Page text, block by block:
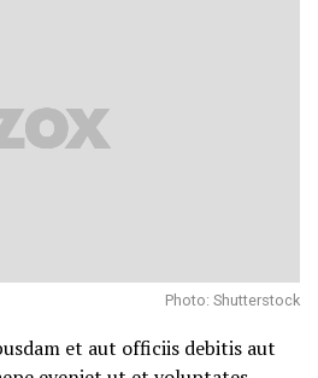
Photo: Shutterstock
et aut officiis debitis aut